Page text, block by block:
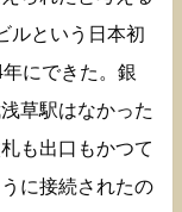
ルという日本初
にできた。銀
草駅はなかった
も出口もかつて
に接続されたの